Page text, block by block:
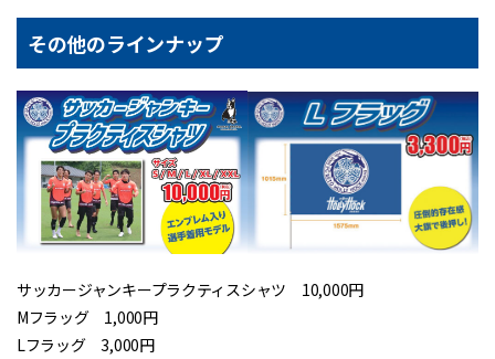
その他のラインナップ
サッカージャンキープラクティスシャツ 10,000円
Mフラッグ 1,000円
Lフラッグ 3,000円